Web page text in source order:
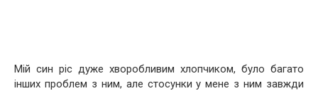
Мій син ріс дуже хворобливим хлопчиком, було багато
інших проблем з ним, але стосунки у мене з ним завжди